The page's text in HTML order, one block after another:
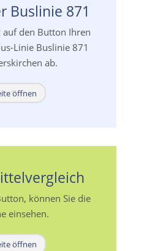
Buslinie 871
auf den Button Ihren
Linie Buslinie 871
ab.
öffnen
können Sie die
einsehen.
öffnen